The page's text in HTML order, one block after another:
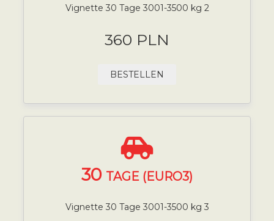
Vignette 30 Tage 3001-3500 kg 2
360 PLN
BESTELLEN
30 TAGE (EURO3)
Vignette 30 Tage 3001-3500 kg 3